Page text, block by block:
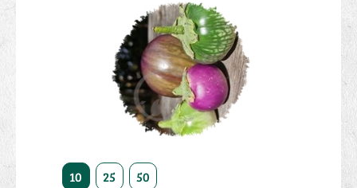
10 25 50